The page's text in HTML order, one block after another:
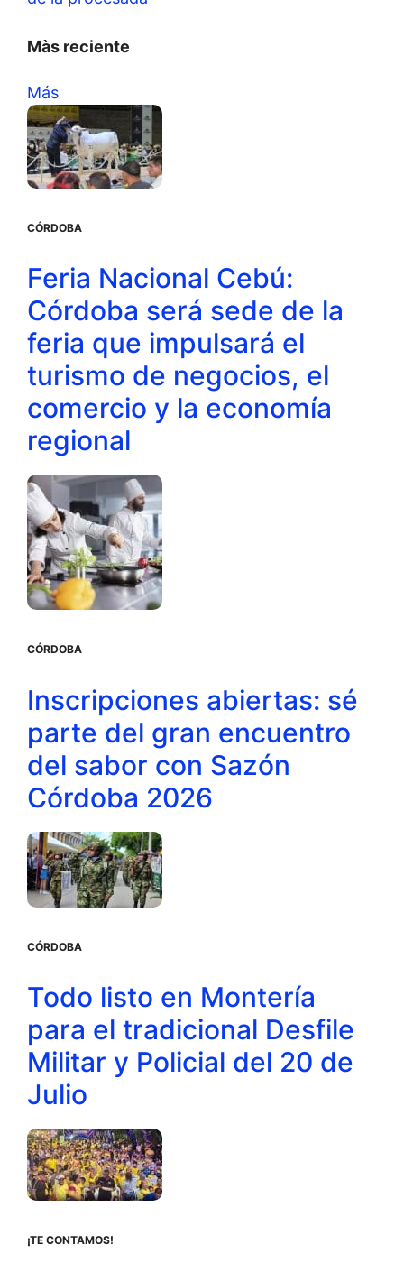
Màs reciente
Más
CÓRDOBA
Feria Nacional Cebú:
Córdoba será sede de la
feria que impulsará el
turismo de negocios, el
comercio y la economía
regional
CÓRDOBA
Inscripciones abiertas: sé
parte del gran encuentro
del sabor con Sazón
Córdoba 2026
CÓRDOBA
Todo listo en Montería
para el tradicional Desfile
Militar y Policial del 20 de
Julio
¡TE CONTAMOS!